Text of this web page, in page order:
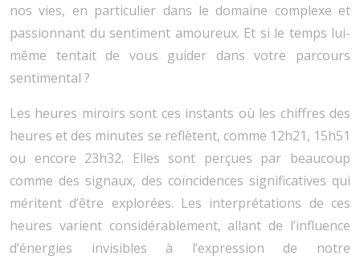
nos vies, en particulier dans le domaine complexe et
passionnant du sentiment amoureux. Et si le temps lui-
même tentait de vous guider dans votre parcours
sentimental ?
Les heures miroirs sont ces instants où les chiffres des
heures et des minutes se reflètent, comme 12h21, 15h51
ou encore 23h32. Elles sont perçues par beaucoup
comme des signaux, des coïncidences significatives qui
méritent d’être explorées. Les interprétations de ces
heures varient considérablement, allant de l’influence
d’énergies invisibles à l’expression de notre